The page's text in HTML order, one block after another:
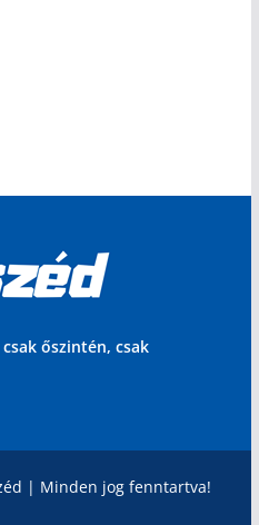
őszintén, csak
| Minden jog fenntartva!